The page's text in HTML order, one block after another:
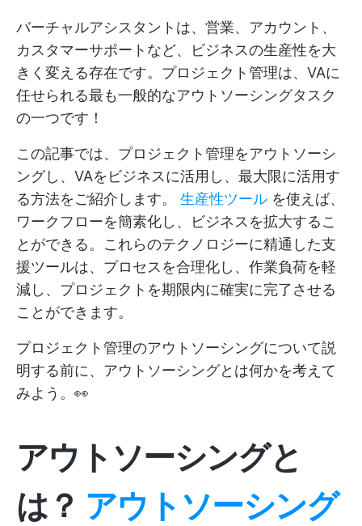
バーチャルアシスタントは、営業、アカウント、
カスタマーサポートなど、ビジネスの生産性を大
きく変える存在です。プロジェクト管理は、VAに
任せられる最も一般的なアウトソーシングタスク
の一つです！
この記事では、プロジェクト管理をアウトソーシ
ングし、VAをビジネスに活用し、最大限に活用す
る方法をご紹介します。 生産性ツール を使えば、
ワークフローを簡素化し、ビジネスを拡大するこ
とができる。これらのテクノロジーに精通した支
援ツールは、プロセスを合理化し、作業負荷を軽
減し、プロジェクトを期限内に確実に完了させる
ことができます。
プロジェクト管理のアウトソーシングについて説
明する前に、アウトソーシングとは何かを考えて
みよう。👀
アウトソーシングと
は？ アウトソーシング